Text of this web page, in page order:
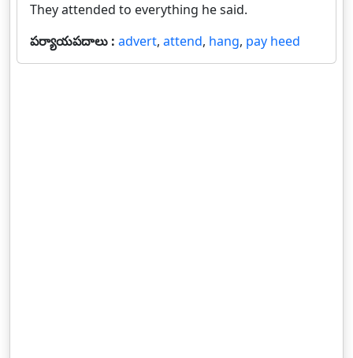
They attended to everything he said.
పర్యాయపదాలు : advert, attend, hang, pay heed